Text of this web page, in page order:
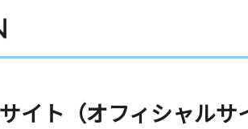
イト（オフィシャルサ